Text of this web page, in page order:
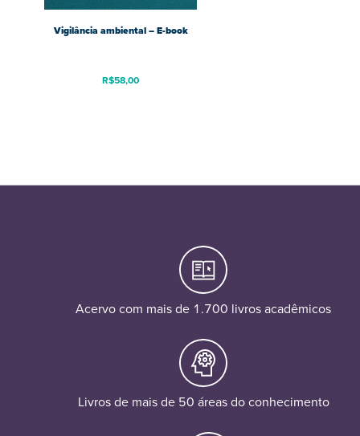
Vigilância ambiental – E-book
R$58,00
Acervo com mais de 1.700 livros acadêmicos
Livros de mais de 50 áreas do conhecimento